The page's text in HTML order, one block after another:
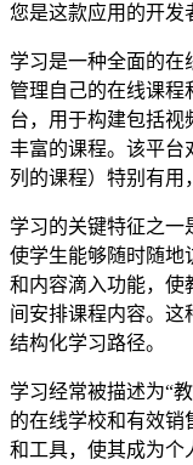
您是这款应用的开发
学习是一种全面的在
管理自己的在线课程
台，用于构建包括视
丰富的课程。该平台
列的课程）特别有用
学习的关键特征之一
使学生能够随时随地
和内容滴入功能，使
间安排课程内容。这
结构化学习路径。
学习经常被描述为“
的在线学校和有效销
和工具，使其成为个